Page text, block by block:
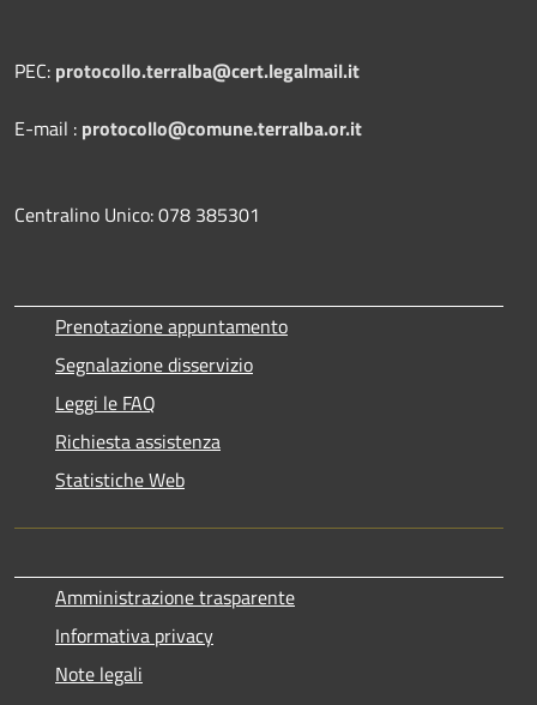
PEC: protocollo.terralba@cert.legalmail.it
E-mail : protocollo@comune.terralba.or.it
Centralino Unico: 078 385301
Prenotazione appuntamento
Segnalazione disservizio
Leggi le FAQ
Richiesta assistenza
Statistiche Web
Amministrazione trasparente
Informativa privacy
Note legali